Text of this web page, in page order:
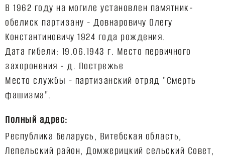
В 1962 году на могиле установлен памятник-
обелиск партизану - Довнаровичу Олегу
Константиновичу 1924 года рождения.
Дата гибели: 19.06.1943 г. Место первичного
захоронения - д. Пострежье
Место службы - партизанский отряд "Смерть
Полный адрес:
Республика Беларусь, Витебская область,
Лепельский район, Домжерицкий сельский Совет,